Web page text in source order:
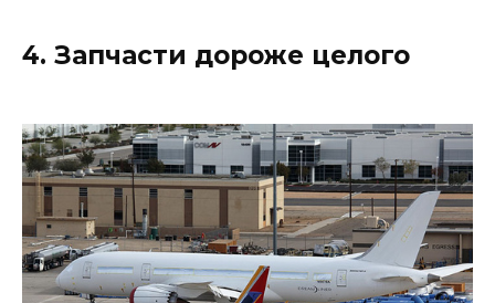
4. Запчасти дороже целого